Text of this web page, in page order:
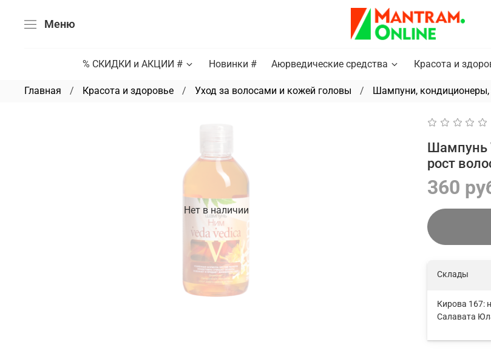
Меню
% СКИДКИ и АКЦИИ # Новинки # Аюрведические средства Красота и
Главная Красота и здоровье Уход за волосами и кожей головы Шампуни,
Нет в наличии
Шампунь
рост
360
Склады
Кирова 167:
Салавата